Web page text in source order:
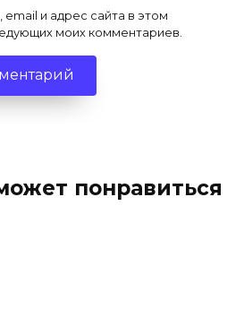
и адрес сайта в этом
моих комментариев.
понравиться